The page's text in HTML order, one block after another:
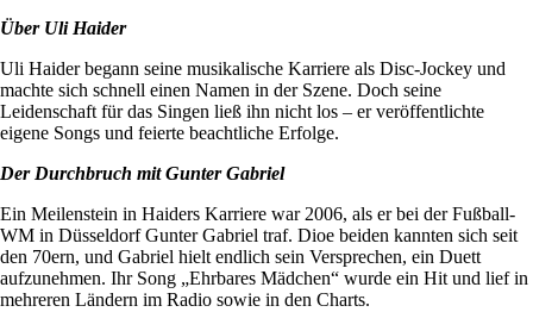
Über Uli Haider
Uli Haider begann seine musikalische Karriere als Disc-Jockey und
machte sich schnell einen Namen in der Szene. Doch seine
Leidenschaft für das Singen ließ ihn nicht los – er veröffentlichte
eigene Songs und feierte beachtliche Erfolge.
Der Durchbruch mit Gunter Gabriel
Ein Meilenstein in Haiders Karriere war 2006, als er bei der Fußball-
WM in Düsseldorf Gunter Gabriel traf. Dioe beiden kannten sich seit
den 70ern, und Gabriel hielt endlich sein Versprechen, ein Duett
aufzunehmen. Ihr Song „Ehrbares Mädchen“ wurde ein Hit und lief in
mehreren Ländern im Radio sowie in den Charts.